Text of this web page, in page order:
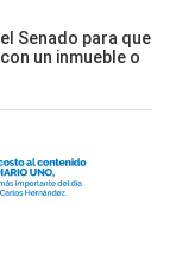
Senado para que
un inmueble o